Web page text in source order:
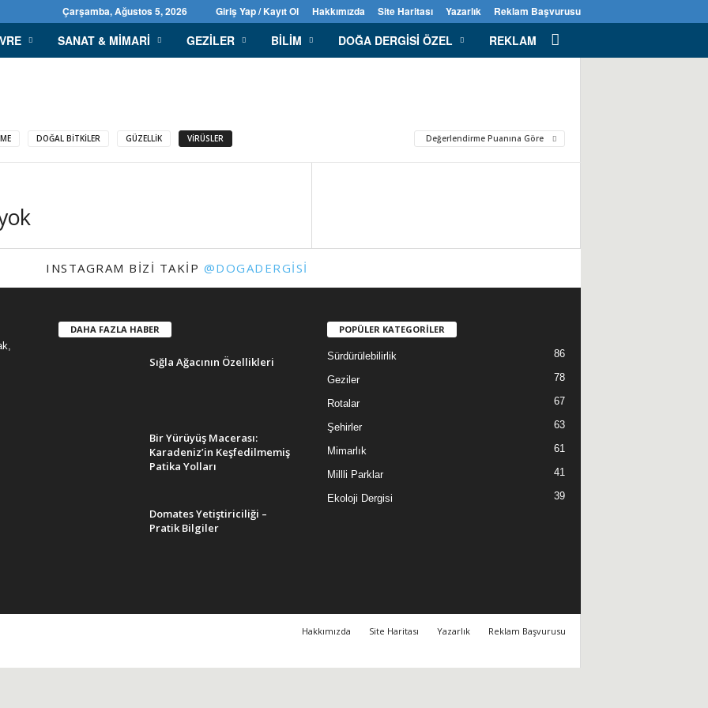
Çarşamba, Ağustos 5, 2026 Giriş Yap / Kayıt Ol Hakkımızda Site Haritası Yazarlık Reklam Başvurusu
SANAT & MIMARI GEZILER BILIM DOĞA DERGISI ÖZEL REKLAM
DOĞAL BITKILER GÜZELLIK VIRÜSLER Değerlendirme Puanına Göre
INSTAGRAM BIZI TAKIP @DOGADERGISI
DAHA FAZLA HABER
Sığla Ağacının Özellikleri
Bir Yürüyüş Macerası:
Karadeniz’in Keşfedilmemiş
Patika Yolları
Domates Yetiştiriciliği –
Pratik Bilgiler
POPÜLER KATEGORİLER
Sürdürülebilirlik 86
Geziler 78
Rotalar 67
Şehirler 63
Mimarlık 61
Millli Parklar 41
Ekoloji Dergisi 39
Hakkımızda Site Haritası Yazarlık Reklam Başvurusu